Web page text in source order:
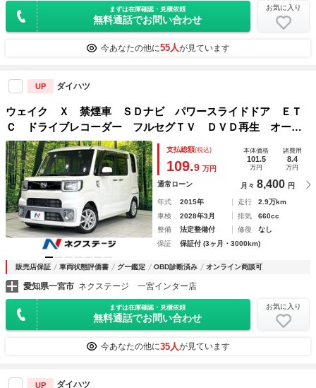
まずは在庫確認・見積依頼
無料通話でお問い合わせ
お気に入り
今あなたの他に55人が見ています
UP ダイハツ
ウェイク Ｘ 禁煙車 ＳＤナビ パワースライドドア ＥＴ
Ｃ ドライブレコーダー フルセグＴＶ ＤＶＤ再生 オート
エアコン オートライト ＬＥＤヘッドライト 純正１４イン
チＡＷ 電動格納ミラー スマートキー
支払総額(税込)
109.9 万円
本体価格
101.5
万円
諸費用
8.4
万円
通常ローン 月々 8,400 円
年式 2015年 走行
2.9万km
車検
2028年3月 排気
660cc
整備
法定整備付 修復
なし
保証
保証付 (3ヶ月・3000km)
販売店保証 車両状態評価書 グー鑑定 OBD診断済み オンライン商談可
愛知県一宮市 ネクステージ 一宮インター店
まずは在庫確認・見積依頼
無料通話でお問い合わせ
お気に入り
今あなたの他に35人が見ています
UP ダイハツ